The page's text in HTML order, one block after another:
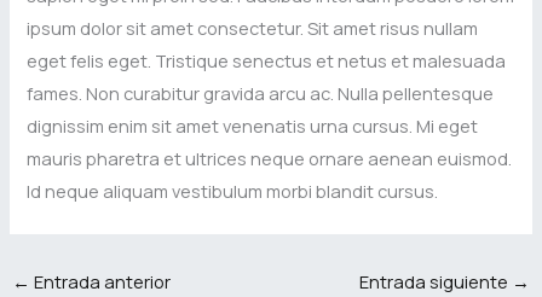
ipsum dolor sit amet consectetur. Sit amet risus nullam
eget felis eget. Tristique senectus et netus et malesuada
fames. Non curabitur gravida arcu ac. Nulla pellentesque
dignissim enim sit amet venenatis urna cursus. Mi eget
mauris pharetra et ultrices neque ornare aenean euismod.
Id neque aliquam vestibulum morbi blandit cursus.
← Entrada anterior Entrada siguiente →